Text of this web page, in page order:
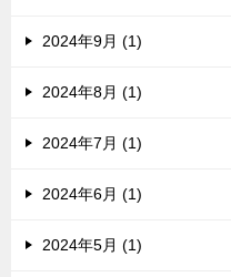
2024年9月 (1)
2024年8月 (1)
2024年7月 (1)
2024年6月 (1)
2024年5月 (1)